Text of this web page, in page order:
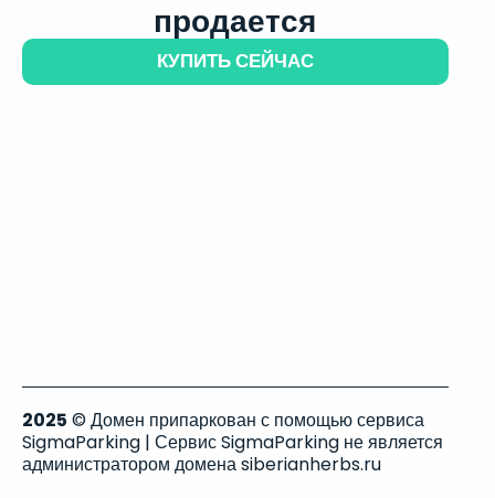
продается
КУПИТЬ СЕЙЧАС
2025 © Домен припаркован с помощью сервиса
SigmaParking | Сервис SigmaParking не является
администратором домена siberianherbs.ru